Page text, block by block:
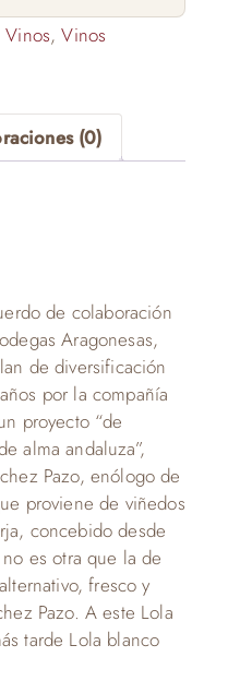
Vinos,Vinos
(0)
de colaboración
Aragonesas,
de diversificación
por la compañía
proyecto “de
alma andaluza”,
Pazo, enólogo de
proviene de viñedos
concebido desde
es otra que la de
fresco y
Pazo. A este Lola
tarde Lola blanco